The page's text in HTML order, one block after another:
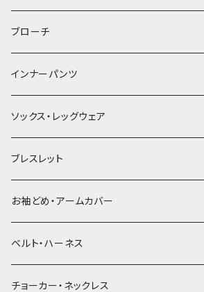
ヘアゴム
簪
ブローチ
インナーパンツ
ソックス・レッグウェア
ブレスレット
お袖どめ・アームカバー
ベルト・ハーネス
チョーカー・ネックレス